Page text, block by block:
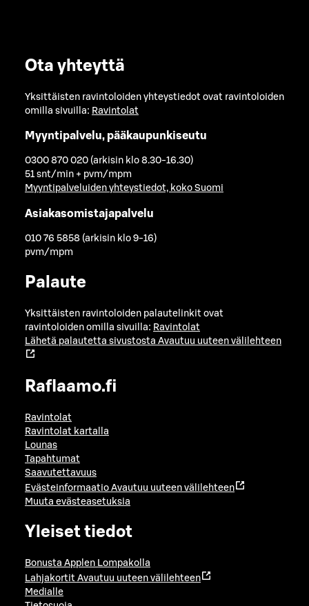
Ota yhteyttä
Yksittäisten ravintoloiden yhteystiedot ovat ravintoloiden
omilla sivuilla: Ravintolat
Myyntipalvelu, pääkaupunkiseutu
0300 870 020 (arkisin klo 8.30-16.30)
51 snt/min + pvm/mpm
Myyntipalveluiden yhteystiedot, koko Suomi
Asiakasomistajapalvelu
010 76 5858 (arkisin klo 9-16)
pvm/mpm
Palaute
Yksittäisten ravintoloiden palautelinkit ovat
ravintoloiden omilla sivuilla: Ravintolat
Lähetä palautetta sivustosta Avautuu uuteen välilehteen
Raflaamo.fi
Ravintolat
Ravintolat kartalla
Lounas
Tapahtumat
Saavutettavuus
Evästeinformaatio Avautuu uuteen välilehteen
Muuta evästeasetuksia
Yleiset tiedot
Bonusta Applen Lompakolla
Lahjakortit Avautuu uuteen välilehteen
Medialle